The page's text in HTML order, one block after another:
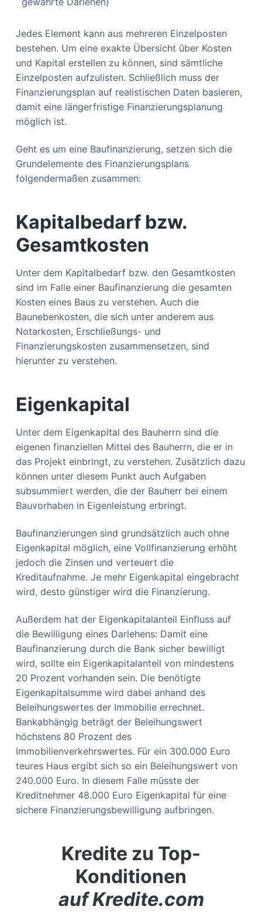
Jedes Element kann aus mehreren Einzelposten
bestehen. Um eine exakte Übersicht über Kosten
und Kapital erstellen zu können, sind sämtliche
Einzelposten aufzulisten. Schließlich muss der
Finanzierungsplan auf realistischen Daten basieren,
damit eine längerfristige Finanzierungsplanung
möglich ist.
Geht es um eine Baufinanzierung, setzen sich die
Grundelemente des Finanzierungsplans
folgendermaßen zusammen:
Kapitalbedarf bzw.
Gesamtkosten
Unter dem Kapitalbedarf bzw. den Gesamtkosten
sind im Falle einer Baufinanzierung die gesamten
Kosten eines Baus zu verstehen. Auch die
Baunebenkosten, die sich unter anderem aus
Notarkosten, Erschließungs- und
Finanzierungskosten zusammensetzen, sind
hierunter zu verstehen.
Eigenkapital
Unter dem Eigenkapital des Bauherrn sind die
eigenen finanziellen Mittel des Bauherrn, die er in
das Projekt einbringt, zu verstehen. Zusätzlich dazu
können unter diesem Punkt auch Aufgaben
subsummiert werden, die der Bauherr bei einem
Bauvorhaben in Eigenleistung erbringt.
Baufinanzierungen sind grundsätzlich auch ohne
Eigenkapital möglich, eine Vollfinanzierung erhöht
jedoch die Zinsen und verteuert die
Kreditaufnahme. Je mehr Eigenkapital eingebracht
wird, desto günstiger wird die Finanzierung.
Außerdem hat der Eigenkapitalanteil Einfluss auf
die Bewilligung eines Darlehens: Damit eine
Baufinanzierung durch die Bank sicher bewilligt
wird, sollte ein Eigenkapitalanteil von mindestens
20 Prozent vorhanden sein. Die benötigte
Eigenkapitalsumme wird dabei anhand des
Beleihungswertes der Immobilie errechnet.
Bankabhängig beträgt der Beleihungswert
höchstens 80 Prozent des
Immobilienverkehrswertes. Für ein 300.000 Euro
teures Haus ergibt sich so ein Beleihungswert von
240.000 Euro. In diesem Falle müsste der
Kreditnehmer 48.000 Euro Eigenkapital für eine
sichere Finanzierungsbewilligung aufbringen.
Kredite zu Top-
Konditionen
auf Kredite.com